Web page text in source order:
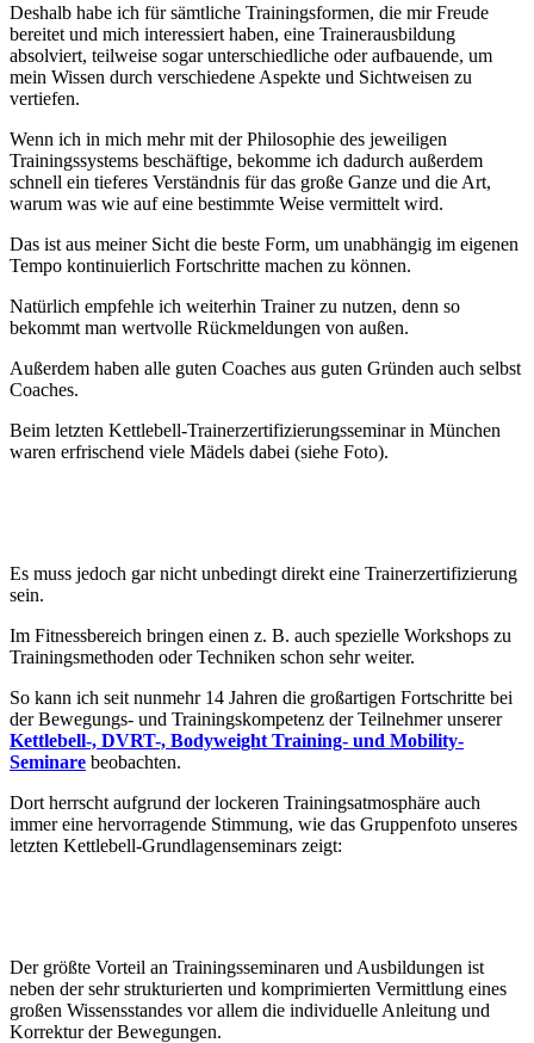
Deshalb habe ich für sämtliche Trainingsformen, die mir Freude
bereitet und mich interessiert haben, eine Trainerausbildung
absolviert, teilweise sogar unterschiedliche oder aufbauende, um
mein Wissen durch verschiedene Aspekte und Sichtweisen zu
vertiefen.
Wenn ich in mich mehr mit der Philosophie des jeweiligen
Trainingssystems beschäftige, bekomme ich dadurch außerdem
schnell ein tieferes Verständnis für das große Ganze und die Art,
warum was wie auf eine bestimmte Weise vermittelt wird.
Das ist aus meiner Sicht die beste Form, um unabhängig im eigenen
Tempo kontinuierlich Fortschritte machen zu können.
Natürlich empfehle ich weiterhin Trainer zu nutzen, denn so
bekommt man wertvolle Rückmeldungen von außen.
Außerdem haben alle guten Coaches aus guten Gründen auch selbst
Coaches.
Beim letzten Kettlebell-Trainerzertifizierungsseminar in München
waren erfrischend viele Mädels dabei (siehe Foto).
Es muss jedoch gar nicht unbedingt direkt eine Trainerzertifizierung
sein.
Im Fitnessbereich bringen einen z. B. auch spezielle Workshops zu
Trainingsmethoden oder Techniken schon sehr weiter.
So kann ich seit nunmehr 14 Jahren die großartigen Fortschritte bei
der Bewegungs- und Trainingskompetenz der Teilnehmer unserer
Kettlebell-, DVRT-, Bodyweight Training- und Mobility-
Seminare beobachten.
Dort herrscht aufgrund der lockeren Trainingsatmosphäre auch
immer eine hervorragende Stimmung, wie das Gruppenfoto unseres
letzten Kettlebell-Grundlagenseminars zeigt:
Der größte Vorteil an Trainingsseminaren und Ausbildungen ist
neben der sehr strukturierten und komprimierten Vermittlung eines
großen Wissensstandes vor allem die individuelle Anleitung und
Korrektur der Bewegungen.